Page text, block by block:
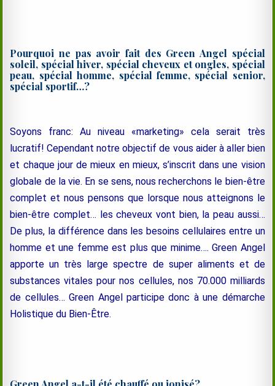
Pourquoi ne pas avoir fait des Green Angel spécial
soleil, spécial hiver, spécial cheveux et ongles, spécial
peau, spécial homme, spécial femme, spécial senior,
spécial sportif…?
Soyons franc: Au niveau «marketing» cela serait très
lucratif! Cependant notre objectif de vous aider à aller bien
et chaque jour de mieux en mieux, s’inscrit dans une vision
globale de la vie. En se sens, nous recherchons le bien-être
complet et nous pensons que lorsque nous atteignons le
bien-être complet… les cheveux vont bien, la peau aussi…
De plus, la différence dans les besoins cellulaires entre un
homme et une femme est plus que minime…. Green Angel
apporte un très large spectre de super aliments et de
substances vitales pour nos cellules, nos 70.000 milliards
de cellules… Green Angel participe donc à une démarche
Holistique du Bien-Être.